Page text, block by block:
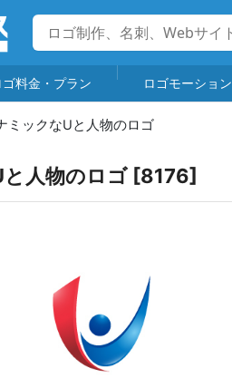
ゴ料金・プラン ロゴモーション
ミックなUと人物のロゴ
人物のロゴ [8176]